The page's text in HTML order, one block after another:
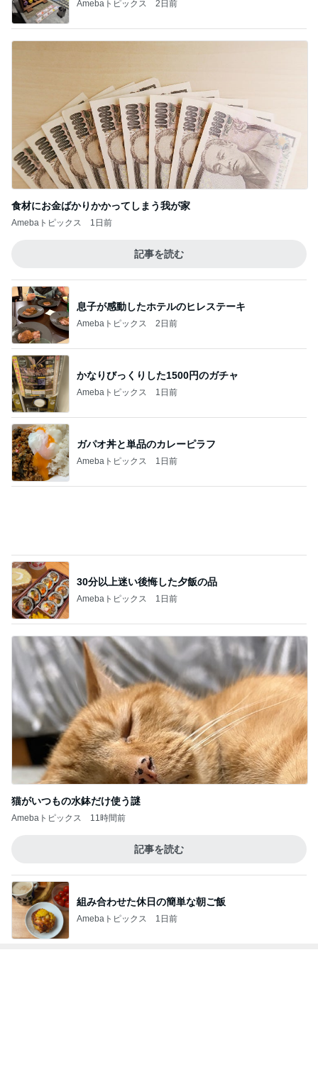
Amebaトピックス
息子が感動したホテルのヒレステーキ
Amebaトピックス 2日前
かなりびっくりした1500円のガチャ
Amebaトピックス 1日前
Amebaトピックス 1日前
30分以上迷い後悔した夕飯の品
Amebaトピックス 1日前
組み合わせた休日の簡単な朝ご飯
Amebaトピックス 1日前
次世代掃除機がやってきた！！
Amebaトピックス 18時間前
いちごを合わせ食べやすくしたジャム
Amebaトピックス 2日前
Amebaトピックス 2日前
買い足す予定の重宝したサンダル
Amebaトピックス 2日前